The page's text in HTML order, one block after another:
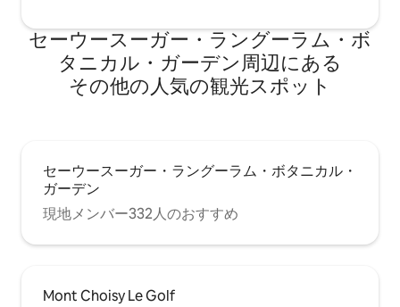
セーウースーガー・ラングーラム・ボ
タニカル・ガーデン⁠周⁠辺⁠に⁠あ⁠る
そ⁠の⁠他⁠の人⁠気⁠の観⁠光⁠ス⁠ポ⁠ッ⁠ト
セーウースーガー・ラングーラム・ボタニカル・
ガーデン
現地メンバー332人のおすすめ
Mont Choisy Le Golf